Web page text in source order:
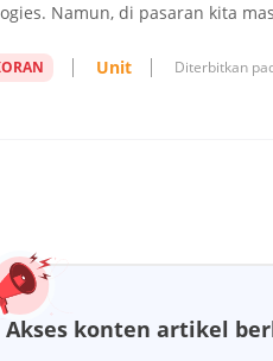
Namun, di pasaran kita
Unit Diterbitkan
Akses konten artikel